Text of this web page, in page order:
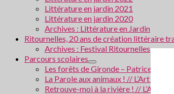
Littérature en jardin 2021
Littérature en jardin 2020
Archives : Littérature en Jardin
Ritournelles, 20 ans de création littéraire
Archives : Festival Ritournelles
Parcours scolaires
Les forêts de Gironde – Patrice
La Parole aux animaux ! // L’Art de
Retrouve-moi à la rivière ! // L’Art de